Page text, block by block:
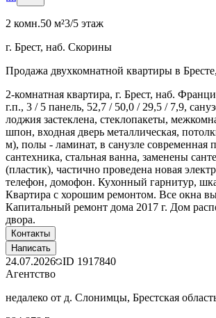
2 комн.50 м²3/5 этаж
г. Брест, наб. Скорины
Продажа двухкомнатной квартиры в
2-комнатная квартира, г. Брест, наб.
г.п., 3 / 5 панель, 52,7 / 50,0 / 29,5 / 7,9,
лоджия застеклена, стеклопакеты,
шпон, входная дверь металлическая,
м), полы - ламинат, в санузле современная
сантехника, стальная ванна, заменены
(пластик), частично проведена новая
телефон, домофон. Кухонный гарнитур,
Квартира с хорошим ремонтом. Все окна
Капитальный ремонт дома 2017 г. Дом
двора.
Контакты
Написать
24.07.2026 ID 1917840
Агентство
недалеко от д. Слонимцы, Брестская